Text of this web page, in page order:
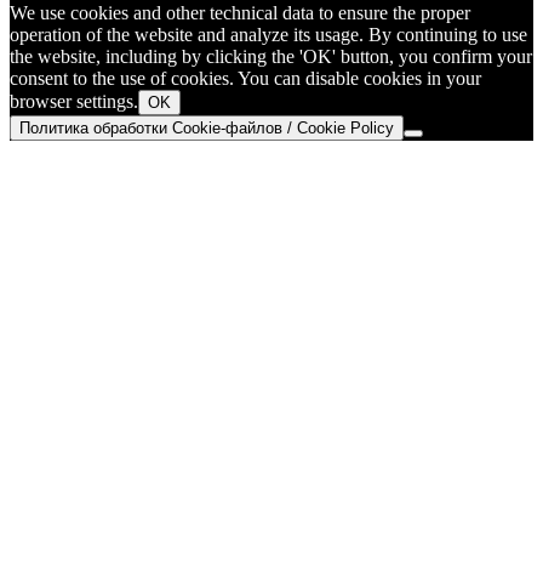
We use cookies and other technical data to ensure the proper
operation of the website and analyze its usage. By continuing to use
the website, including by clicking the 'OK' button, you confirm your
consent to the use of cookies. You can disable cookies in your
browser settings. OK
Политика обработки Cookie-файлов / Cookie Policy